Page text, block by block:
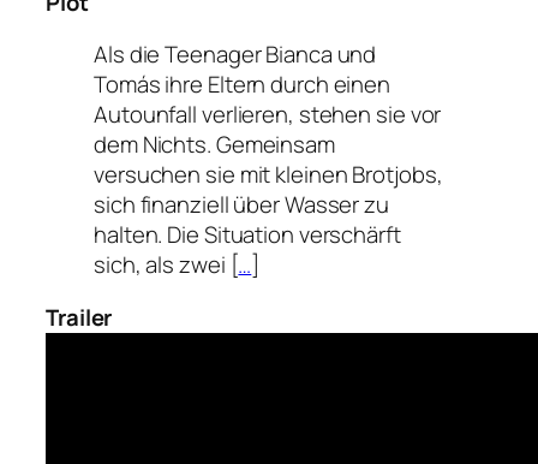
Als die Teenager Bianca und
Tomás ihre Eltern durch einen
Autounfall verlieren, stehen sie vor
dem Nichts. Gemeinsam
versuchen sie mit kleinen Brotjobs,
sich finanziell über Wasser zu
halten. Die Situation verschärft
sich, als zwei […]
Trailer